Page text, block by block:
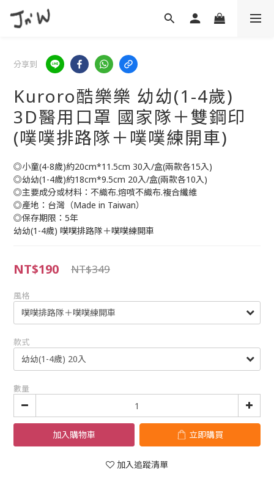
分享到
Kuroro酷樂樂 幼幼(1-4歲)
3D醫用口罩 國家隊＋雙鋼印
(噗噗排路隊＋噗噗練開車)
◎小童(4-8歲)約20cm*11.5cm 30入/盒(兩款各15入)
◎幼幼(1-4歲)約18cm*9.5cm 20入/盒(兩款各10入)
◎主要成分或材料：不織布.熔噴不織布.複合纖維
◎產地：台灣（Made in Taiwan）
◎保存期限：5年
幼幼(1-4歲) 噗噗排路隊＋噗噗練開車
NT$190 NT$349
風格
款式
數量
加入購物車 立即購買
加入追蹤清單